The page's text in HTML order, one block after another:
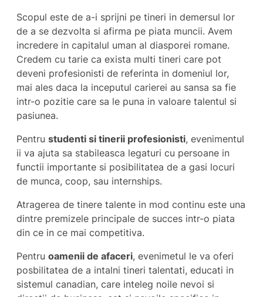
Scopul este de a-i sprijni pe tineri in demersul lor
de a se dezvolta si afirma pe piata muncii. Avem
incredere in capitalul uman al diasporei romane.
Credem cu tarie ca exista multi tineri care pot
deveni profesionisti de referinta in domeniul lor,
mai ales daca la inceputul carierei au sansa sa fie
intr-o pozitie care sa le puna in valoare talentul si
pasiunea.
Pentru studenti si tinerii profesionisti, evenimentul
ii va ajuta sa stabileasca legaturi cu persoane in
functii importante si posibilitatea de a gasi locuri
de munca, coop, sau internships.
Atragerea de tinere talente in mod continu este una
dintre premizele principale de succes intr-o piata
din ce in ce mai competitiva.
Pentru oamenii de afaceri, evenimetul le va oferi
posbilitatea de a intalni tineri talentati, educati in
sistemul canadian, care inteleg noile nevoi si